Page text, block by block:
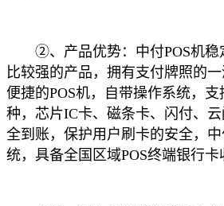
②、产品优势：中付POS机稳
比较强的产品，拥有支付牌照的
便捷的POS机，自带操作系统，
种，芯片IC卡、磁条卡、闪付、
全到账，保护用户刷卡的安全，中
统，具备全国区域POS终端银行卡